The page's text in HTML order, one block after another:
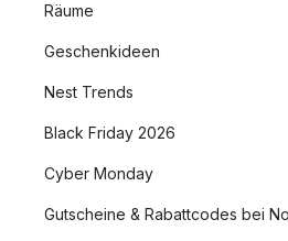
Räume
Geschenkideen
Nest Trends
Black Friday 2026
Cyber Monday
Gutscheine & Rabattcodes bei